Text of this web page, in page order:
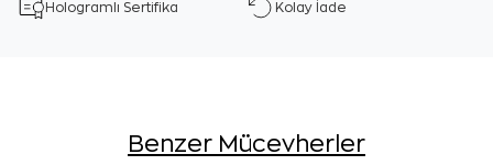
Hologramlı Sertifika Kolay İade
Benzer Mücevherler